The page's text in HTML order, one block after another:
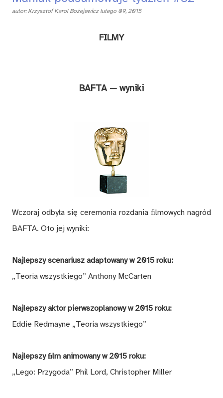
autor:Krzysztof Karol Bożejewicz lutego 09, 2015
FILMY
BAFTA — wyniki
Wczoraj odbyła się ceremonia rozdania ﬁlmowych nagród
BAFTA. Oto jej wyniki:
Najlepszy scenariusz adaptowany w 2015 roku:
„Teoria wszystkiego” Anthony McCarten
Najlepszy aktor pierwszoplanowy w 2015 roku:
Eddie Redmayne „Teoria wszystkiego”
Najlepszy ﬁlm animowany w 2015 roku:
„Lego: Przygoda” Phil Lord, Christopher Miller